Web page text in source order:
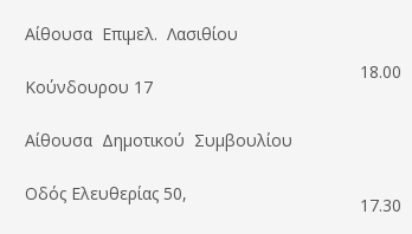
Αίθουσα Επιμελ. Λασιθίου
Κούνδουρου 17
18.00
Αίθουσα Δημοτικού Συμβουλίου
Οδός Ελευθερίας 50,
17.30